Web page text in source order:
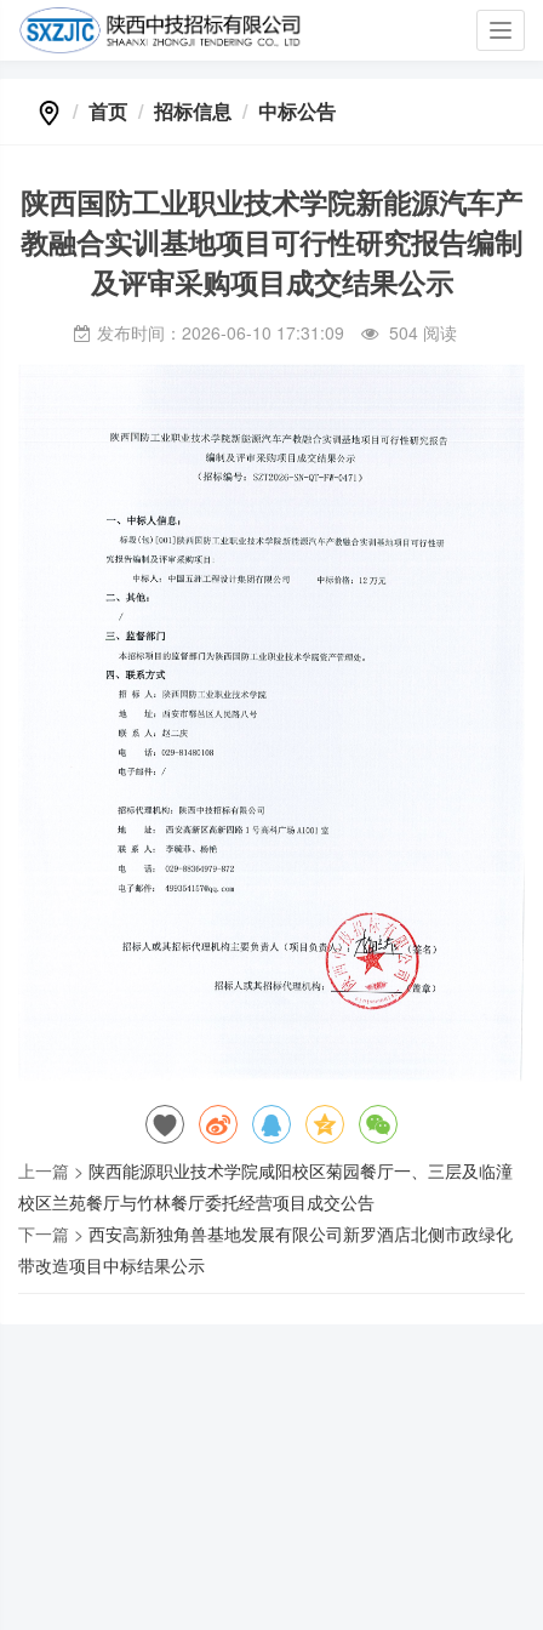
首页 招标信息 中标公告
陕西国防工业职业技术学院新能源汽车产
教融合实训基地项目可行性研究报告编制
及评审采购项目成交结果公示
发布时间：2026-06-10 17:31:09 504 阅读
上一篇 > 陕西能源职业技术学院咸阳校区菊园餐厅一、三层及临潼
校区兰苑餐厅与竹林餐厅委托经营项目成交公告
下一篇 > 西安高新独角兽基地发展有限公司新罗酒店北侧市政绿化
带改造项目中标结果公示